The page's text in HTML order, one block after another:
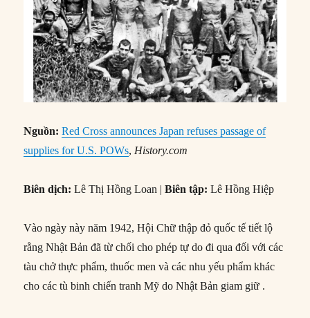
Nguồn: Red Cross announces Japan refuses passage of
supplies for U.S. POWs, History.com
Biên dịch: Lê Thị Hồng Loan |Biên tập:Lê Hồng Hiệp
Vào ngày này năm 1942, Hội Chữ thập đỏ quốc tế tiết lộ
rằng Nhật Bản đã từ chối cho phép tự do đi qua đối với các
tàu chở thực phẩm, thuốc men và các nhu yếu phẩm khác
cho các tù binh chiến tranh Mỹ do Nhật Bản giam giữ .